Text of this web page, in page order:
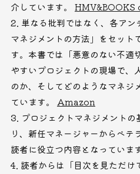
介しています。 HMV&BOOKS
単なる批判ではなく、各ア
マネジメントの方法」をセット
す。本書では「悪意のない不適
やすいプロジェクトの現場で、
のか、そしてどのようなマネジ
ています。 Amazon
プロジェクトマネジメント
り、新任マネージャーからベテ
読者に役立つ内容となっています
読者からは「目次を見ただ